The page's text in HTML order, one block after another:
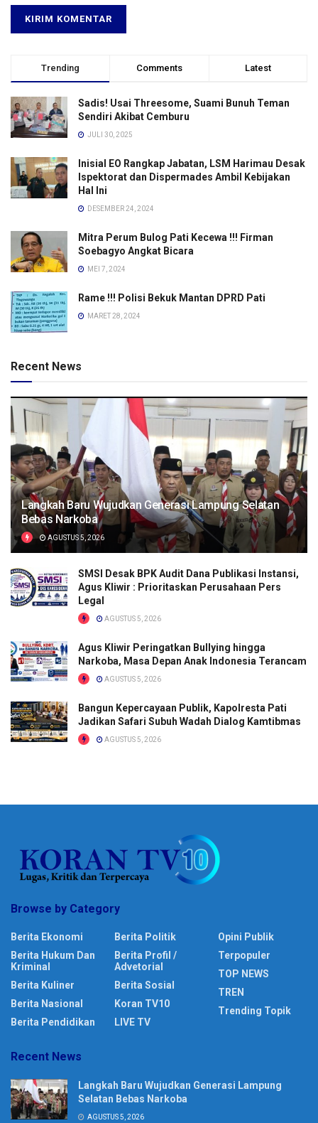
Trending Comments Latest
Sadis! Usai Threesome, Suami Bunuh Teman
Sendiri Akibat Cemburu
JULI 30, 2025
Inisial EO Rangkap Jabatan, LSM Harimau Desak
Ispektorat dan Dispermades Ambil Kebijakan
Hal Ini
DESEMBER 24, 2024
Mitra Perum Bulog Pati Kecewa !!! Firman
Soebagyo Angkat Bicara
MEI 7, 2024
Rame !!! Polisi Bekuk Mantan DPRD Pati
MARET 28, 2024
Recent News
Langkah Baru Wujudkan Generasi Lampung Selatan
Bebas Narkoba
AGUSTUS 5, 2026
SMSI Desak BPK Audit Dana Publikasi Instansi,
Agus Kliwir : Prioritaskan Perusahaan Pers
Legal
AGUSTUS 5, 2026
Agus Kliwir Peringatkan Bullying hingga
Narkoba, Masa Depan Anak Indonesia Terancam
AGUSTUS 5, 2026
Bangun Kepercayaan Publik, Kapolresta Pati
Jadikan Safari Subuh Wadah Dialog Kamtibmas
AGUSTUS 5, 2026
Browse by Category
Berita Ekonomi
Berita Hukum Dan
Kriminal
Berita Kuliner
Berita Nasional
Berita Pendidikan
Berita Politik
Berita Profil /
Advetorial
Berita Sosial
Koran TV10
LIVE TV
Opini Publik
Terpopuler
TOP NEWS
TREN
Trending Topik
Recent News
Langkah Baru Wujudkan Generasi Lampung
Selatan Bebas Narkoba
AGUSTUS 5, 2026